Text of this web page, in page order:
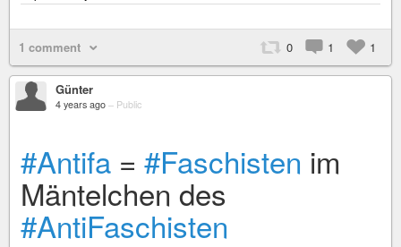
1 comment 0 1 1
Günter
4 years ago – Public
#Antifa = #Faschisten im
Mäntelchen des
#AntiFaschisten